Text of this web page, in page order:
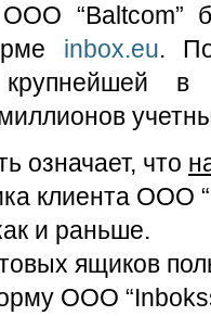
“Baltcom”
inbox.eu.
крупнейшей
означает, что
клиента ООО
и раньше.
ящиков
ООО